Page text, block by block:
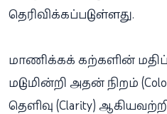
தெரிவிக்கப்பட்டுள்ளது.
மாணிக்கக் கற்களின்
மட்டுமின்றி அதன் நிறம்
தெளிவு (Clarity)